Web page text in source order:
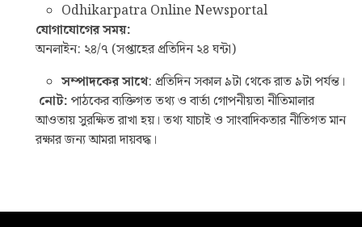
Odhikarpatra Online Newsportal
যোগাযোগের সময়:
অনলাইন: ২৪/৭ (সপ্তাহের প্রতিদিন ২৪ ঘন্টা)
সম্পাদকের সাথে: প্রতিদিন সকাল ৯টা থেকে রাত ৯টা পর্যন্ত।
নোট: পাঠকের ব্যক্তিগত তথ্য ও বার্তা গোপনীয়তা নীতিমালার
আওতায় সুরক্ষিত রাখা হয়। তথ্য যাচাই ও সাংবাদিকতার নীতিগত মান
রক্ষার জন্য আমরা দায়বদ্ধ।